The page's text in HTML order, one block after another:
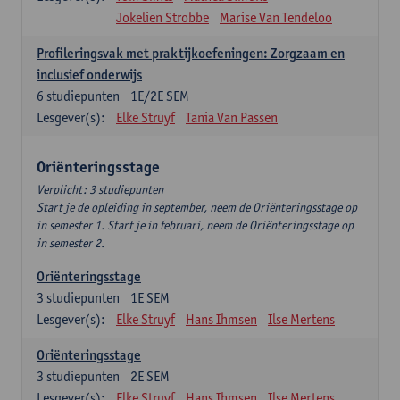
Jokelien Strobbe
Marise Van Tendeloo
Profileringsvak met praktijkoefeningen: Zorgzaam en
inclusief onderwijs
1E/2E SEM
6 studiepunten
Lesgever(s):
Elke Struyf Tania Van Passen
Oriënteringsstage
Verplicht: 3 studiepunten
Start je de opleiding in september, neem de Oriënteringsstage op
in semester 1. Start je in februari, neem de Oriënteringsstage op
in semester 2.
Oriënteringsstage
1E SEM
3 studiepunten
Lesgever(s):
Elke Struyf Hans Ihmsen Ilse Mertens
Oriënteringsstage
2E SEM
3 studiepunten